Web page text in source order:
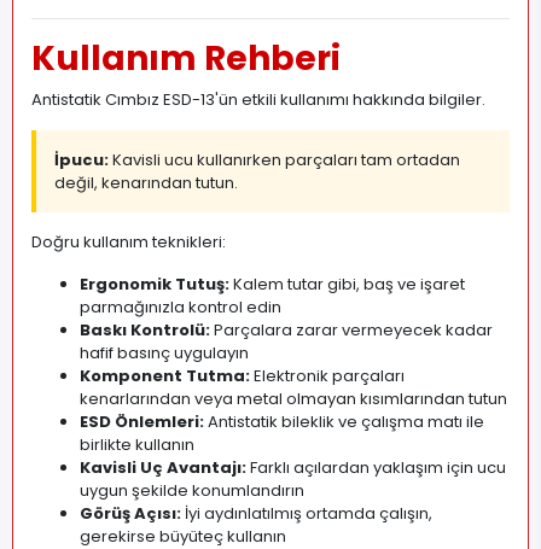
Kullanım Rehberi
Antistatik Cımbız ESD-13'ün etkili kullanımı hakkında bilgiler.
İpucu:Kavisli ucu kullanırken parçaları tam ortadan
değil, kenarından tutun.
Doğru kullanım teknikleri:
Ergonomik Tutuş:Kalem tutar gibi, baş ve işaret
parmağınızla kontrol edin
Baskı Kontrolü:Parçalara zarar vermeyecek kadar
hafif basınç uygulayın
Komponent Tutma:Elektronik parçaları
kenarlarından veya metal olmayan kısımlarından tutun
ESD Önlemleri:Antistatik bileklik ve çalışma matı ile
birlikte kullanın
Kavisli Uç Avantajı:Farklı açılardan yaklaşım için ucu
uygun şekilde konumlandırın
Görüş Açısı: İyi aydınlatılmış ortamda çalışın,
gerekirse büyüteç kullanın